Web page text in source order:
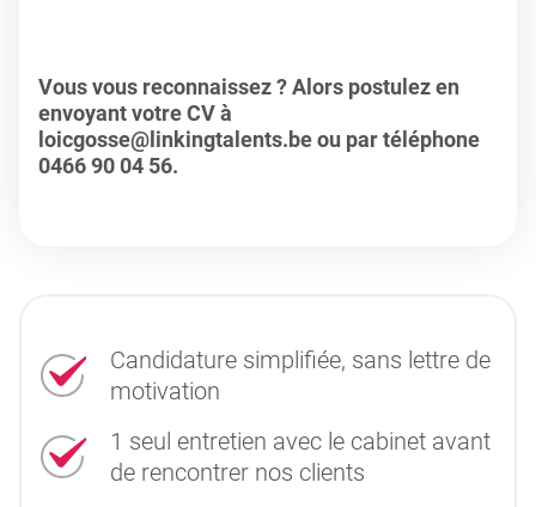
Vous vous reconnaissez ? Alors postulez en
envoyant votre CV à
loicgosse@linkingtalents.be ou par téléphone
0466 90 04 56.
Candidature simplifiée, sans lettre de
motivation
1 seul entretien avec le cabinet avant
de rencontrer nos clients